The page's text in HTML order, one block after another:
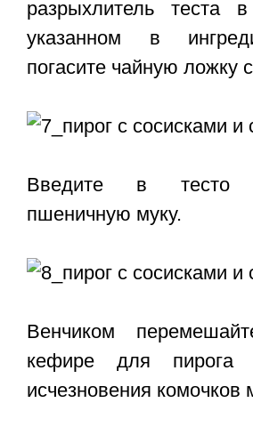
разрыхлитель теста в
указанном в
погасите чайную ложку
Введите в тесто
пшеничную муку.
Венчиком
кефире для пирога
исчезновения комочков